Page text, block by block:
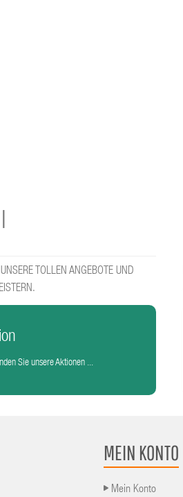
TOLLEN ANGEBOTE UND
Sie unsere Aktionen ...
MEIN KONTO
Mein Konto